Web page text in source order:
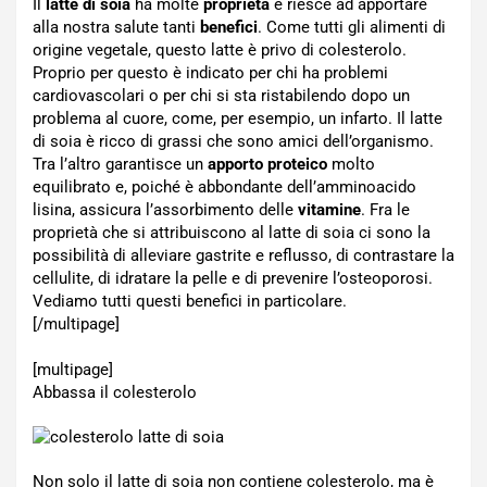
latte di soia ha molte proprietà e riesce ad apportare
alla nostra salute tanti benefici. Come tutti gli alimenti di
origine vegetale, questo latte è privo di colesterolo.
Proprio per questo è indicato per chi ha problemi
cardiovascolari o per chi si sta ristabilendo dopo un
problema al cuore, come, per esempio, un infarto. Il latte
di soia è ricco di grassi che sono amici dell’organismo.
Tra l’altro garantisce un apporto proteico molto
equilibrato e, poiché è abbondante dell’amminoacido
lisina, assicura l’assorbimento delle vitamine. Fra le
proprietà che si attribuiscono al latte di soia ci sono la
possibilità di alleviare gastrite e reflusso, di contrastare la
cellulite, di idratare la pelle e di prevenire l’osteoporosi.
Vediamo tutti questi benefici in particolare.
[/multipage]
[multipage]
Abbassa il colesterolo
Non solo il latte di soia non contiene colesterolo, ma è